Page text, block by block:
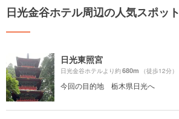
日光金谷ホテル周辺の人気スポット
日光東照宮
日光金谷ホテルより約680m （徒歩12分）
今回の目的地 栃木県日光へ